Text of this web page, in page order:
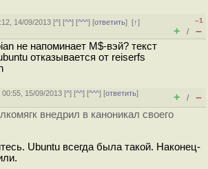
14/09/2013 [^] [^^] [^^^] [ответить][↑]
–1
+ / –
не напоминает M$-вэй? текст
отказывается от reiserfs
00:55, 15/09/2013 [^] [^^] [^^^] [ответить]
+ / –
внедрил в каноникал своего
Ubuntu всегда была такой. Наконец-